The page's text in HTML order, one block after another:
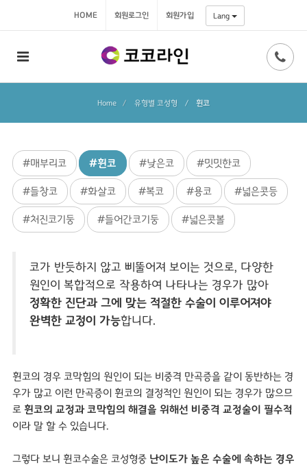
HOME 회원로그인 회원가입 Lang
Home 유형별 코성형 / 휜코
#매부리코 #휜코 #낮은코 #밋밋한코
#들창코 #화살코 #복코 #용코 #넓은콧등
#처진코기둥 #들어간코기둥 #넓은콧볼
코가 반듯하지 않고 삐뚤어져 보이는 것으로, 다양한
원인이 복합적으로 작용하여 나타나는 경우가 많아
정확한 진단과 그에 맞는 적절한 수술이 이루어져야
완벽한 교정이 가능합니다.
휜코의 경우 코막힘의 원인이 되는 비중격 만곡증을 같이 동반하는 경
우가 많고 이런 만곡증이 휜코의 결정적인 원인이 되는 경우가 많으므
로 휜코의 교정과 코막힘의 해결을 위해선 비중격 교정술이 필수적
이라 말 할 수 있습니다.
그렇다 보니 휜코수술은 코성형중 난이도가 높은 수술에 속하는 경우